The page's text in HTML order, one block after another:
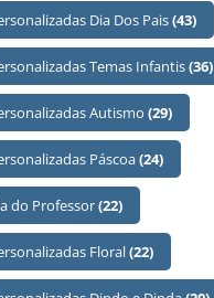
Dia Dos Pais(43)
Temas Infantis(36)
Autismo (29)
Páscoa(24)
do Professor(22)
Floral(22)